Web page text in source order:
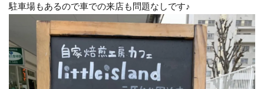
駐車場もあるので車での来店も問題なしです♪